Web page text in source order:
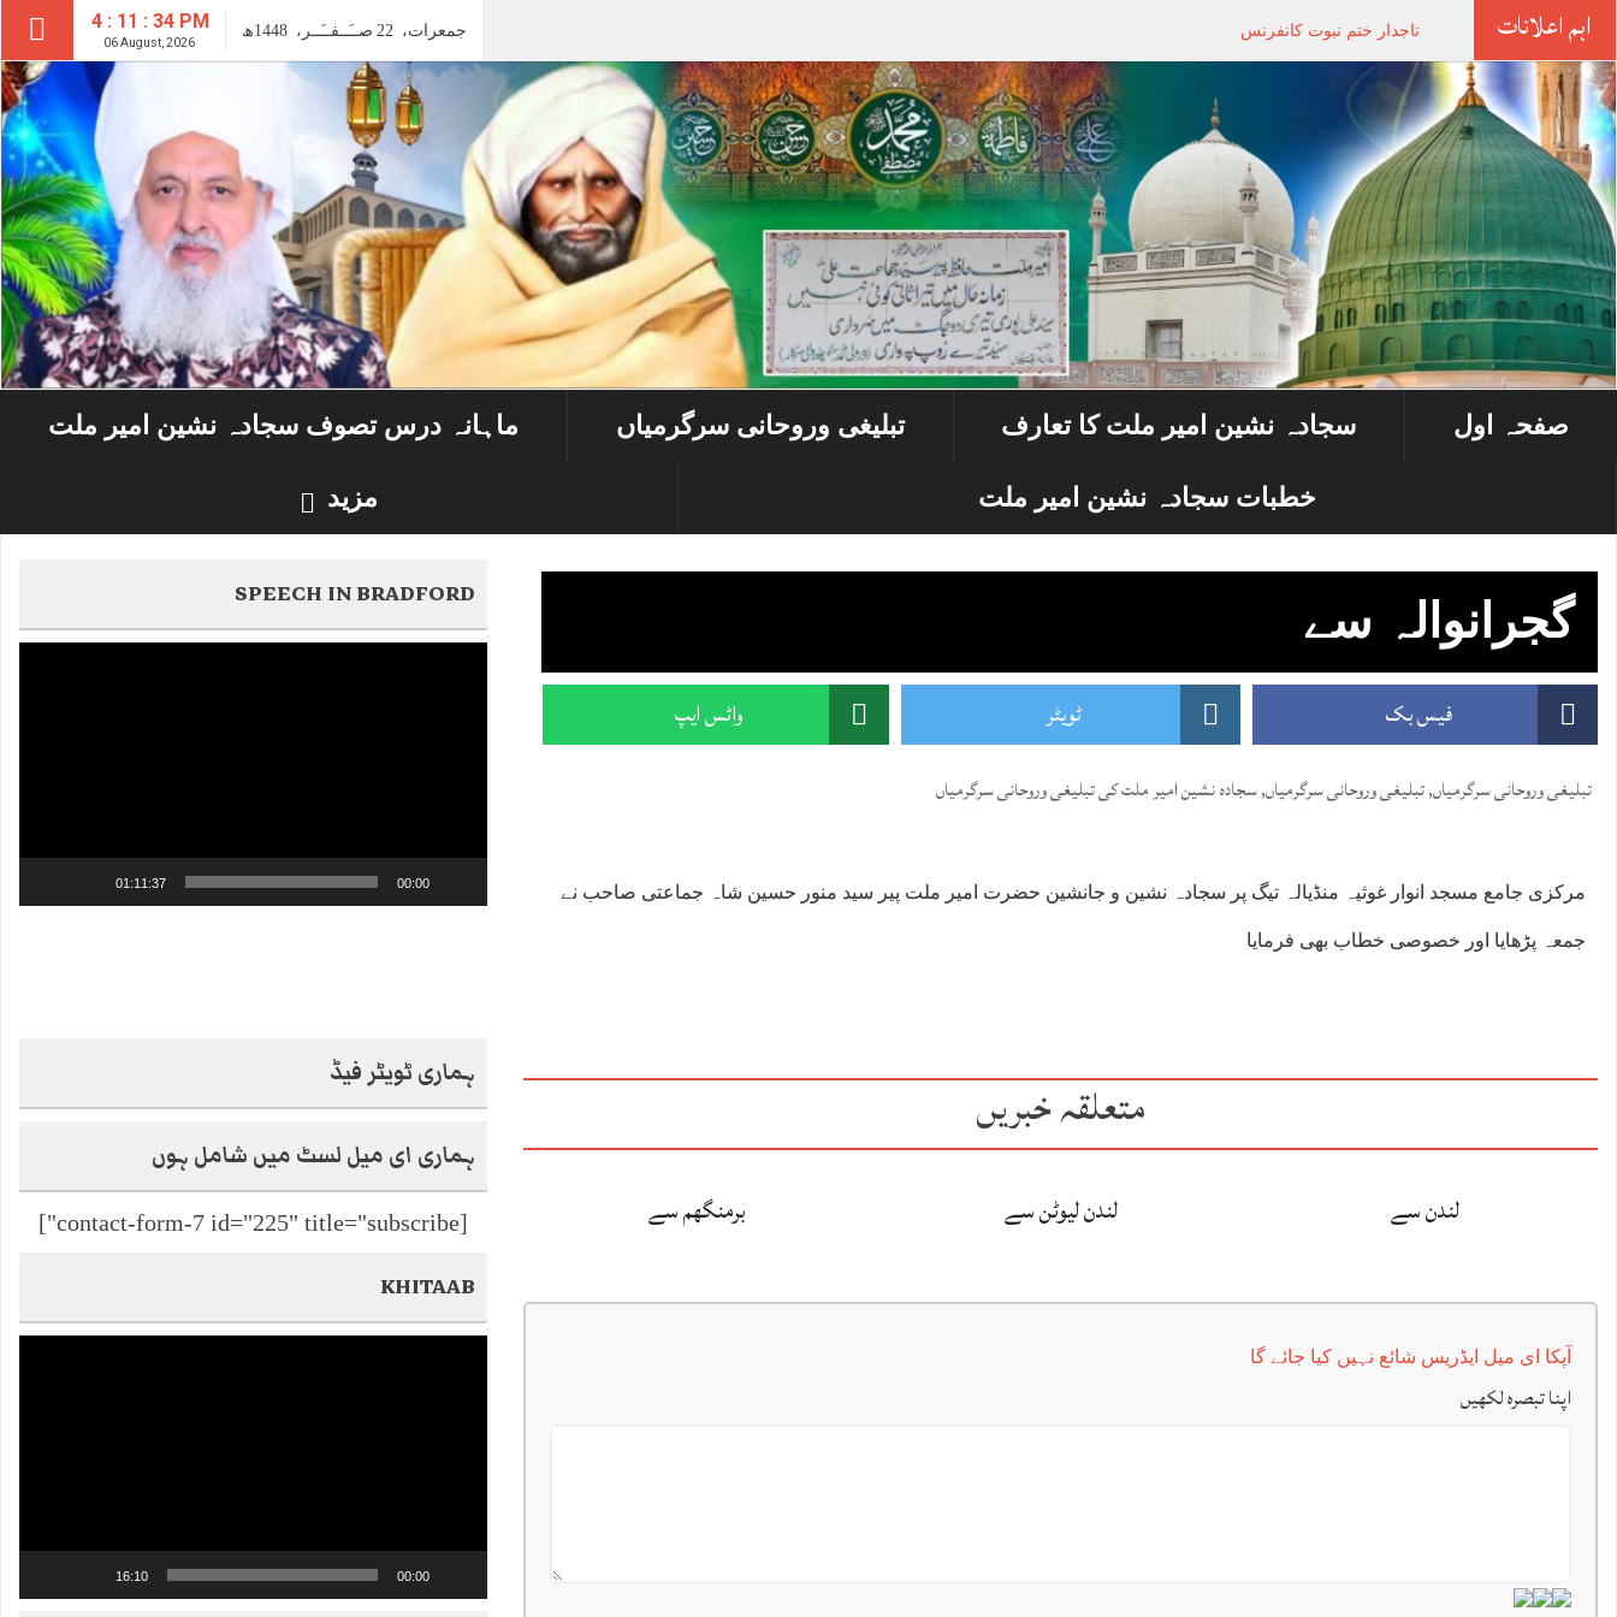
4 : 11 : 35 PM
06 August, 2026
جمعرات، 22 صــَــفــَــر، 1448ھ اہم اعلانات تاجدار ختم نبوت کانفرنس
صفحہ اول سجادہ نشین امیر ملت کا تعارف تبلیغی وروحانی سرگرمیاں ماہانہ درس تصوف سجادہ نشین امیر ملت
خطبات سجادہ نشین امیر ملت مزید
گجرانوالہ سے
فیس بک ٹویٹر واٹس ایپ
تبلیغی وروحانی سرگرمیاں,تبلیغی وروحانی سرگرمیاں,سجادہ نشین امیر ملت کی تبلیغی وروحانی سرگرمیاں
مرکزی جامع مسجد انوار غوثیہ منڈیالہ تیگ پر سجادہ نشین و جانشین حضرت امیر ملت پیر سید منور حسین شاہ جماعتی صاحب نے
جمعہ پڑھایا اور خصوصی خطاب بھی فرمایا
متعلقہ خبریں
لندن سے لندن لیوٹن سے برمنگھم سے
آپکا ای میل ایڈریس شائع نہیں کیا جائے گا
اپنا تبصرہ لکھیں
SPEECH IN BRADFORD
00:00
01:11:37
ہماری ٹویٹر فیڈ
ہماری ای میل لسٹ میں شامل ہوں
[contact-form-7 id="225" title="subscribe"]
KHITAAB
00:00
16:10